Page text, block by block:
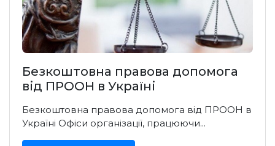
Безкоштовна правова допомога
від ПРООН в Україні
Безкоштовна правова допомога від ПРООН в
Україні Офіси організації, працюючи...